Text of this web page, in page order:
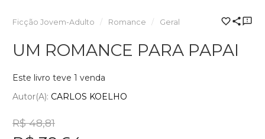
Ficção Jovem-Adulto Romance Geral
UM ROMANCE PARA PAPAI
Este livro teve 1 venda
Autor(a): CARLOS KOELHO
R$ 48,81